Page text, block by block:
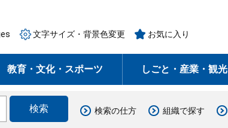
文字サイズ・背景色変更 お気に入り
教育・文化・スポーツ しごと・産業・観光
検索の仕方 組織で探す